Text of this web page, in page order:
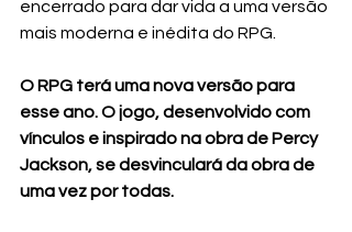
encerrado para dar vida a uma versão
mais moderna e inédita do RPG.
O RPG terá uma nova versão para
esse ano. O jogo, desenvolvido com
vínculos e inspirado na obra de Percy
Jackson, se desvinculará da obra de
uma vez por todas.